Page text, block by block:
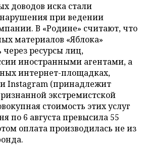
доводов иска стали
при ведении
В «Родине» считают, что
материалов «Яблока»
через ресурсы лиц,
иностранными агентами, а
интернет-площадках,
Instagram (принадлежит
экстремистской
стоимость этих услуг
по 6 августа превысила 55
оплата производилась не из